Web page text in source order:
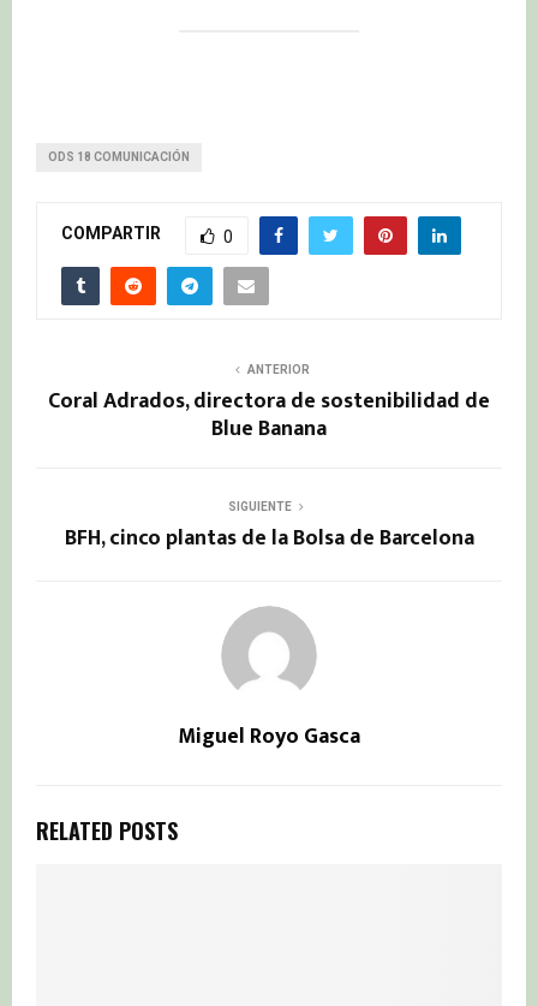
ODS 18 COMUNICACIÓN
COMPARTIR 0
ANTERIOR
Coral Adrados, directora de sostenibilidad de
Blue Banana
SIGUIENTE
BFH, cinco plantas de la Bolsa de Barcelona
Miguel Royo Gasca
RELATED POSTS